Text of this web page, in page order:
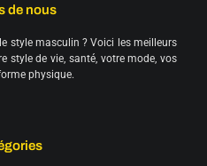
de nous
style masculin ? Voici les meilleurs
style de vie, santé, votre mode, vos
physique.